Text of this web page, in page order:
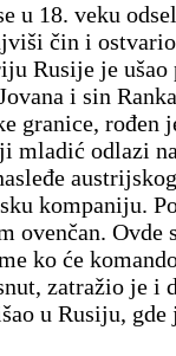
u 18. veku
čin i
Rusije je ušao
i sin
granice, rođen
mladić odlazi
kompaniju.
ovenčan. Ovde
ko će
zatražio je i
u Rusiju,